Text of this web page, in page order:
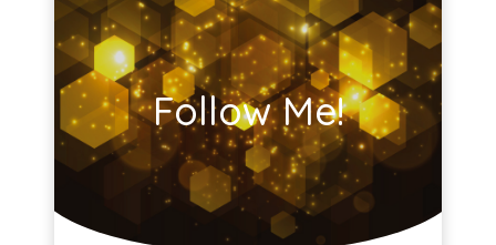
Follow Me!